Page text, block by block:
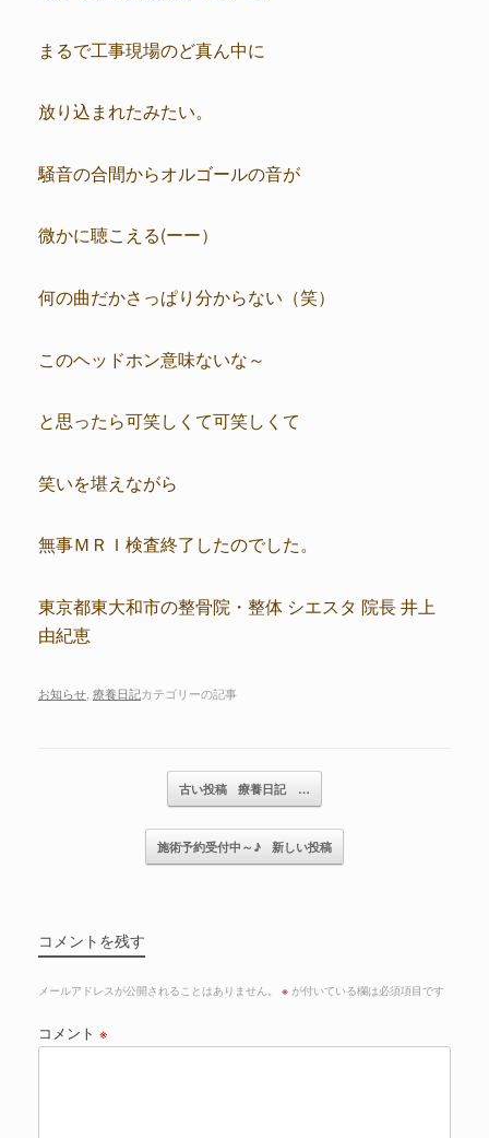
まるで工事現場のど真ん中に
放り込まれたみたい。
騒音の合間からオルゴールの音が
微かに聴こえる(ーー）
何の曲だかさっぱり分からない（笑）
このヘッドホン意味ないな～
と思ったら可笑しくて可笑しくて
笑いを堪えながら
無事ＭＲＩ検査終了したのでした。
東京都東大和市の整骨院・整体 シエスタ 院長 井上
由紀恵
お知らせ 療養日記カテゴリーの記事
記事のナビゲーション古い投稿 療養日記 …
施術予約受付中～♪ 新しい投稿
コメントを残す
メールアドレスが公開されることはありません。 ※ が付いている欄は必須項目です
コメント ※